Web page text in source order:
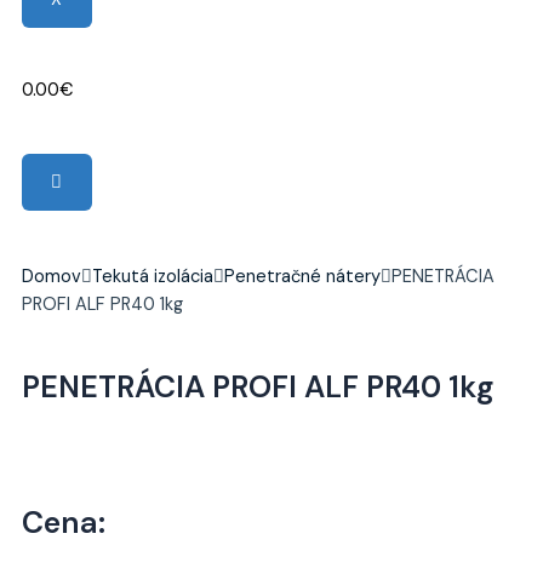
0.00€
Domov Tekutá izolácia Penetračné nátery PENETRÁCIA
PROFI ALF PR40 1kg
PENETRÁCIA PROFI ALF PR40 1kg
Cena: